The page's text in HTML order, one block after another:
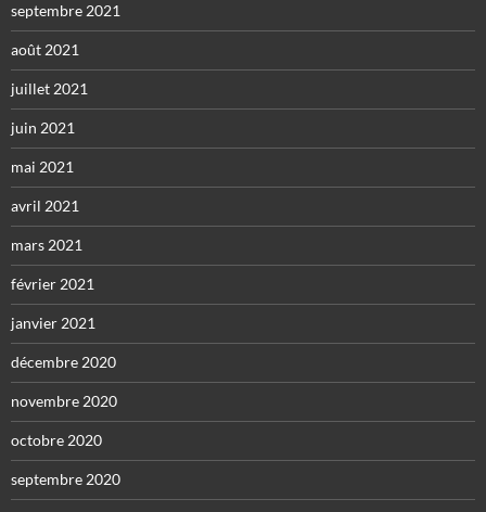
septembre 2021
août 2021
juillet 2021
juin 2021
mai 2021
avril 2021
mars 2021
février 2021
janvier 2021
décembre 2020
novembre 2020
octobre 2020
septembre 2020